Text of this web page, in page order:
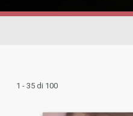
1 - 35 di 100